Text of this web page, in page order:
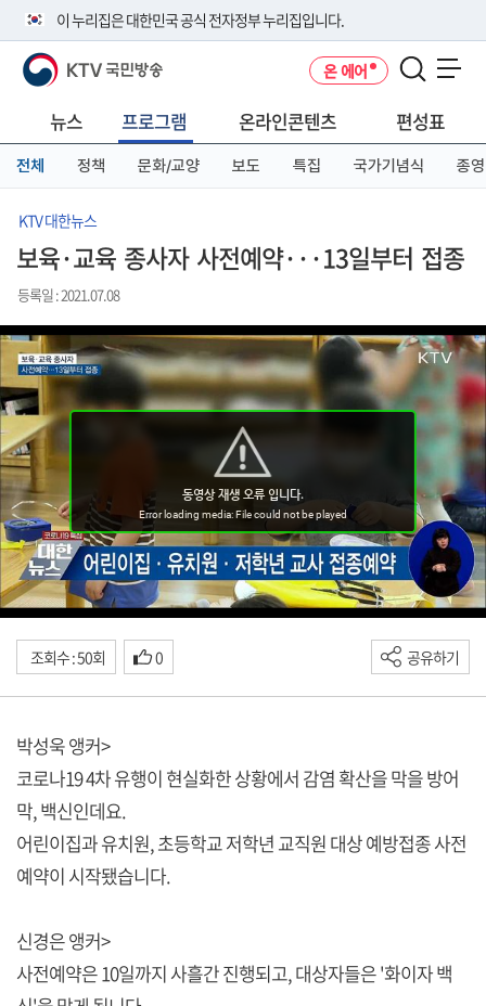
이 누리집은 대한민국 공식 전자정부 누리집입니다.
공식 누리집 주소 확인하기
니다.
이밖에 or.kr 또는 .kr등 다른 도메인 주소를 사용하고 있다면 아래 URL에
서 도메인 주소를 확인해 보세요
KTV 국민방송 온 에어
뉴스 프로그램 온라인콘텐츠 편성표
전체 정책 문화/교양 보도 특집 국가기념식 종영
KTV 대한뉴스
보육·교육 종사자 사전예약···13일부터 접종
등록일 : 2021.07.08
조회수 : 50회 0 공유하기
박성욱 앵커>
코로나19 4차 유행이 현실화한 상황에서 감염 확산을 막을 방어
막, 백신인데요.
어린이집과 유치원, 초등학교 저학년 교직원 대상 예방접종 사전
예약이 시작됐습니다.
신경은 앵커>
사전예약은 10일까지 사흘간 진행되고, 대상자들은 '화이자 백